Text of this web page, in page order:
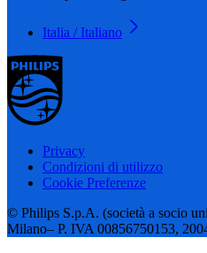
Italia / Italiano
Privacy
Condizioni di utilizzo
Cookie Preferenze
© Philips S.p.A. (società a socio
Milano– P. IVA 00856750153,